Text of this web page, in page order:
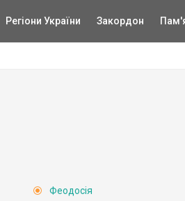
Регіони України Закордон
Феодосія